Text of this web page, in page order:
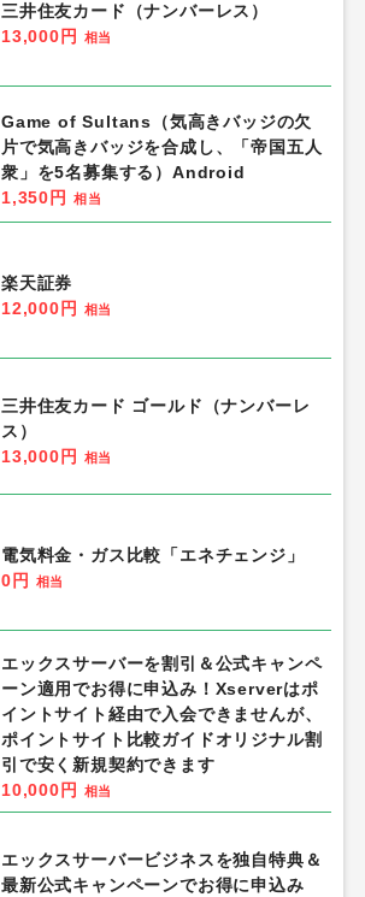
三井住友カード（ナンバーレス）
13,000円
相当
Game of Sultans（気高きバッジの欠
片で気高きバッジを合成し、「帝国五人
衆」を5名募集する）Android
1,350円
相当
楽天証券
12,000円
相当
三井住友カード ゴールド（ナンバーレ
ス）
13,000円
相当
電気料金・ガス比較「エネチェンジ」
0円
相当
エックスサーバーを割引＆公式キャンペ
ーン適用でお得に申込み！Xserverはポ
イントサイト経由で入会できませんが、
ポイントサイト比較ガイドオリジナル割
引で安く新規契約できます
10,000円
相当
エックスサーバービジネスを独自特典＆
最新公式キャンペーンでお得に申込み